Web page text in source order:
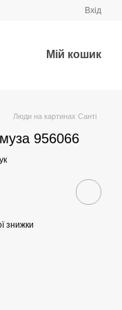
Вхід
Мій кошик
Люди на картинах Санті
956066
знижки